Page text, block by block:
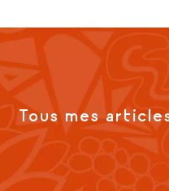
Tous mes